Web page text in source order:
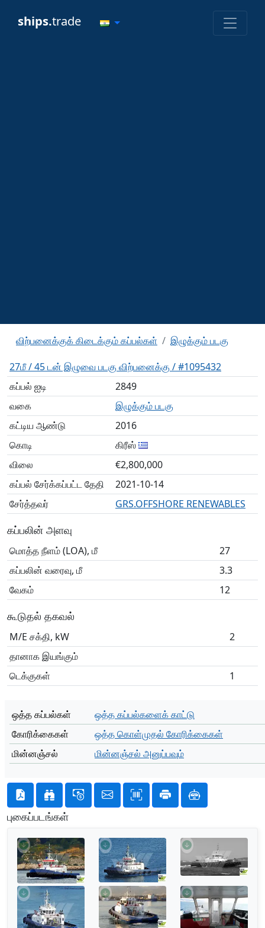
ships.trade
விற்பனைக்குக் கிடைக்கும் கப்பல்கள்
இழுக்கும் படகு
27மீ / 45 டன் இழுவை படகு விற்பனைக்கு / #1095432
கப்பல் ஐடி
2849
வகை
இழுக்கும் படகு
கட்டிய ஆண்டு
2016
கொடி
கிரீஸ்
விலை
€2,800,000
கப்பல் சேர்க்கப்பட்ட தேதி
2021-10-14
சேர்த்தவர்
GRS.OFFSHORE RENEWABLES
கப்பலின் அளவு
மொத்த நீளம் (LOA), மீ
27
கப்பலின் வரைவு, மீ
3.3
வேகம்
12
கூடுதல் தகவல்
M/E சக்தி, kW
2
தானாக இயங்கும்
டெக்குகள்
1
ஒத்த கப்பல்கள்
ஒத்த கப்பல்களைக் காட்டு
கோரிக்கைகள்
ஒத்த கொள்முதல் கோரிக்கைகள்
மின்னஞ்சல்
மின்னஞ்சல் அனுப்பவும்
புகைப்படங்கள்